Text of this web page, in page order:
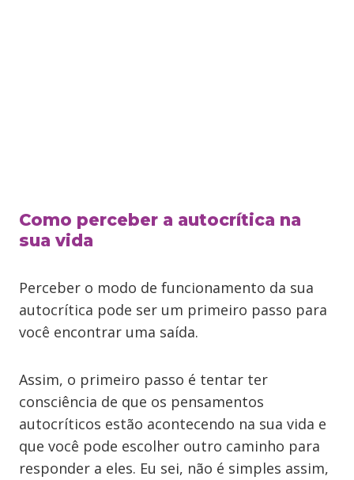
Como perceber a autocrítica na
sua vida
Perceber o modo de funcionamento da sua
autocrítica pode ser um primeiro passo para
você encontrar uma saída.
Assim, o primeiro passo é tentar ter
consciência de que os pensamentos
autocríticos estão acontecendo na sua vida e
que você pode escolher outro caminho para
responder a eles. Eu sei, não é simples assim,